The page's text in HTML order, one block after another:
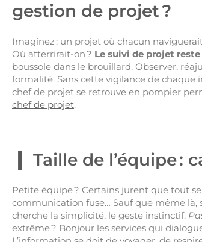
gestion de projet ?
Imaginez : un projet où chacun
Où atterrirait-on ? Le suivi de projet
boussole dans le brouillard. Observer,
formalité. Sans cette vigilance de chaque
chef de projet se retrouve en pompier
chef de projet.
Taille de l’équipe :
Petite équipe ? Certains jurent que tout
communication fuse… Sauf que même là,
cherche la simplicité, le geste instinctif.
extrême ? Bonjour les services qui